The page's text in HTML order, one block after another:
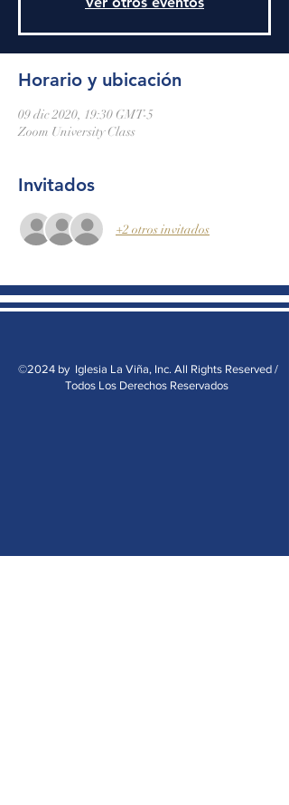
Horario y ubicación
09 dic 2020, 19:30 GMT-5
Zoom University Class
Invitados
+2 otros invitados
©2024 by Iglesia La Viña, Inc. All Rights Reserved /
Todos Los Derechos Reservados